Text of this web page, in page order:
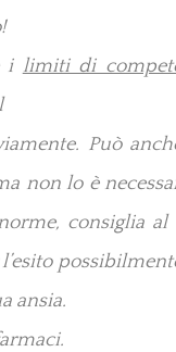
i limiti di
Può
non lo è
consiglia
ansia.